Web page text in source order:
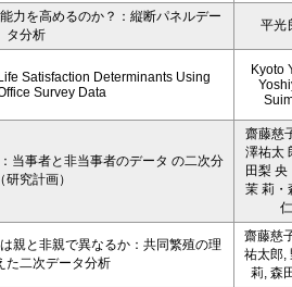
力を高めるのか？：縦断パネルデー
タ分析
平光
Satisfaction Determinants Using
Survey Data
Kyoto
当事者と非当事者のデータ の二次分
研究計画）
齋藤慈
澤祐太
田梨 央
茉 莉・
仁
親と非親で異なるか：共同繁殖の理
た二次データ分析
齋藤慈
祐太郎,
莉, 森